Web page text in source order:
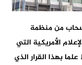
من منظمة
الأمريكية التي
بهذا القرار الذي